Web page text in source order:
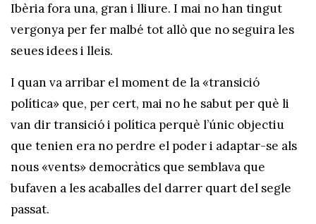
Ibèria fora una, gran i lliure. I mai no han tingut
vergonya per fer malbé tot allò que no seguira les
seues idees i lleis.
I quan va arribar el moment de la «transició
política» que, per cert, mai no he sabut per què li
van dir transició i política perquè l’únic objectiu
que tenien era no perdre el poder i adaptar-se als
nous «vents» democràtics que semblava que
bufaven a les acaballes del darrer quart del segle
passat.